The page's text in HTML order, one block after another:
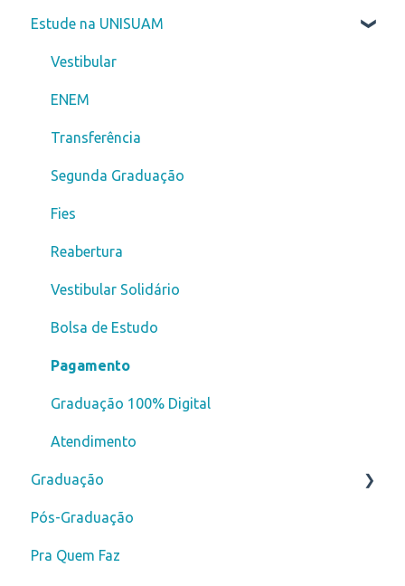
Estude na UNISUAM
Vestibular
ENEM
Transferência
Segunda Graduação
Fies
Reabertura
Vestibular Solidário
Bolsa de Estudo
Pagamento
Graduação 100% Digital
Atendimento
Graduação
Novos alunos
Curso de Férias
Pós-Graduação
Pra Quem Faz